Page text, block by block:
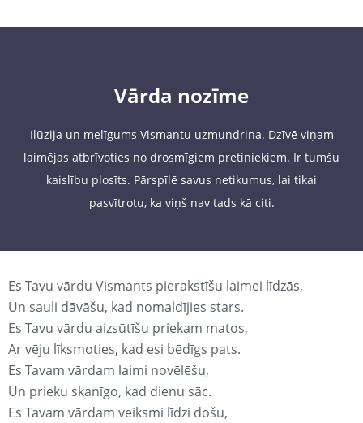
Vārda nozīme
Ilūzija un melīgums Vismantu uzmundrina. Dzīvē viņam
laimējas atbrīvoties no drosmīgiem pretiniekiem. Ir tumšu
kaislību plosīts. Pārspīlē savus netikumus, lai tikai
pasvītrotu, ka viņš nav tads kā citi.
Es Tavu vārdu Vismants pierakstīšu laimei līdzās,
Un sauli dāvāšu, kad nomaldījies stars.
Es Tavu vārdu aizsūtīšu priekam matos,
Ar vēju līksmoties, kad esi bēdīgs pats.
Es Tavam vārdam laimi novēlēšu,
Un prieku skanīgo, kad dienu sāc.
Es Tavam vārdam veiksmi līdzi došu,